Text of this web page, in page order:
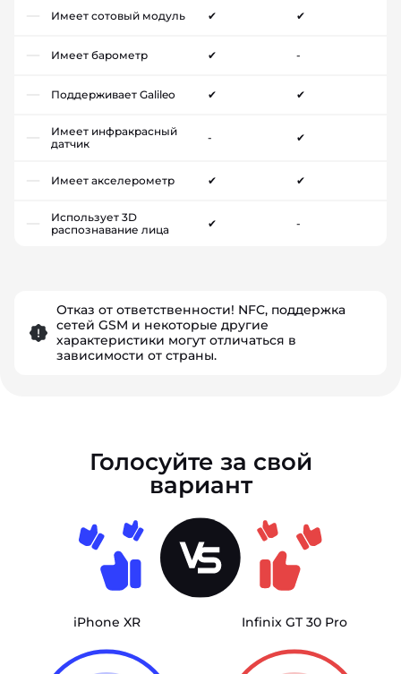
Имеет сотовый модуль ✔ ✔
Имеет барометр ✔ -
Поддерживает Galileo ✔ ✔
Имеет инфракрасный
датчик
- ✔
Имеет акселерометр ✔ ✔
Использует 3D
распознавание лица
✔ -
Отказ от ответственности! NFC, поддержка
сетей GSM и некоторые другие
характеристики могут отличаться в
зависимости от страны.
Голосуйте за свой
вариант
iPhone XR Infinix GT 30 Pro